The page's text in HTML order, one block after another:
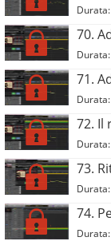
70.
71.
72. Il
73.
74.